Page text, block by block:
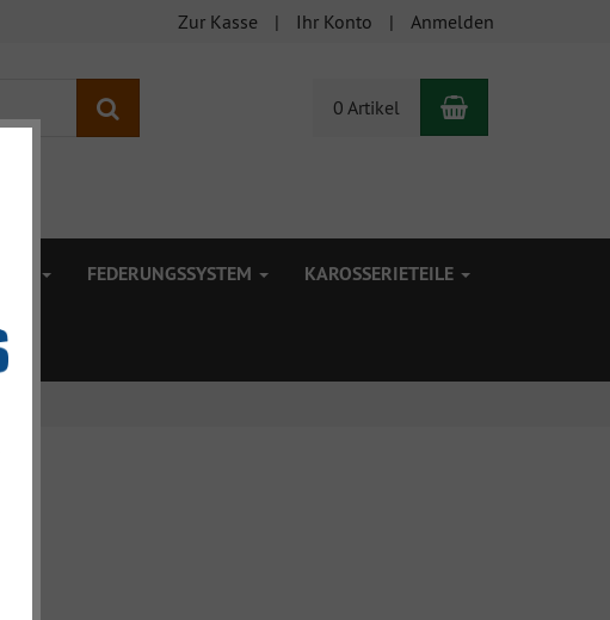
Zur Kasse Ihr Konto Anmelden
0 Artikel Warenkorb
FEDERUNGSSYSTEM KAROSSERIETEILE